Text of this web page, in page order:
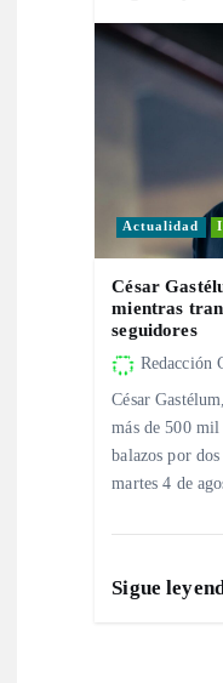
Actualidad
César
mientras
seguidores
Redacción
César
más de 500 mil
balazos por
martes 4 de
Sigue